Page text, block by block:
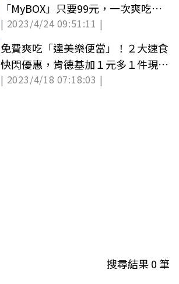
「MyBOX」只要99元，一次爽吃主
餐、副食有肉有菜
| 2023/4/24 09:51:11 |
免費爽吃「達美樂便當」！２大速食
快閃優惠，肯德基加１元多１件現省
51元
| 2023/4/18 07:18:03 |
搜尋結果0筆